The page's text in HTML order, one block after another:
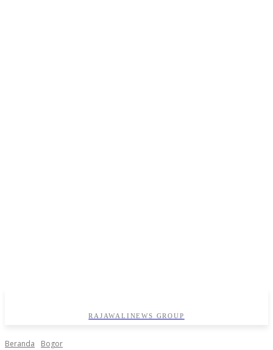
RAJAWALINEWS GROUP
Beranda Bogor